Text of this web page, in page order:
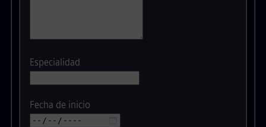
Especialidad
Fecha de inicio